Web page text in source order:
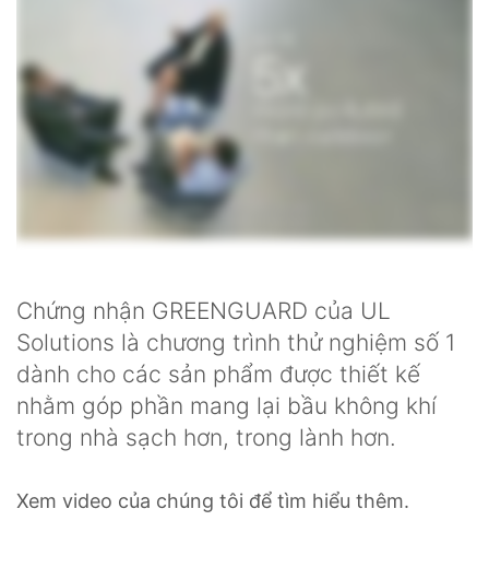
Chứng nhận GREENGUARD của UL
Solutions là chương trình thử nghiệm số 1
dành cho các sản phẩm được thiết kế
nhằm góp phần mang lại bầu không khí
trong nhà sạch hơn, trong lành hơn.
Xem video của chúng tôi để tìm hiểu thêm.